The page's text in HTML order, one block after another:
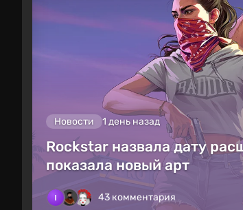
Новости 1 день назад
Rockstar назвала дату
показала новый арт
43 комментария